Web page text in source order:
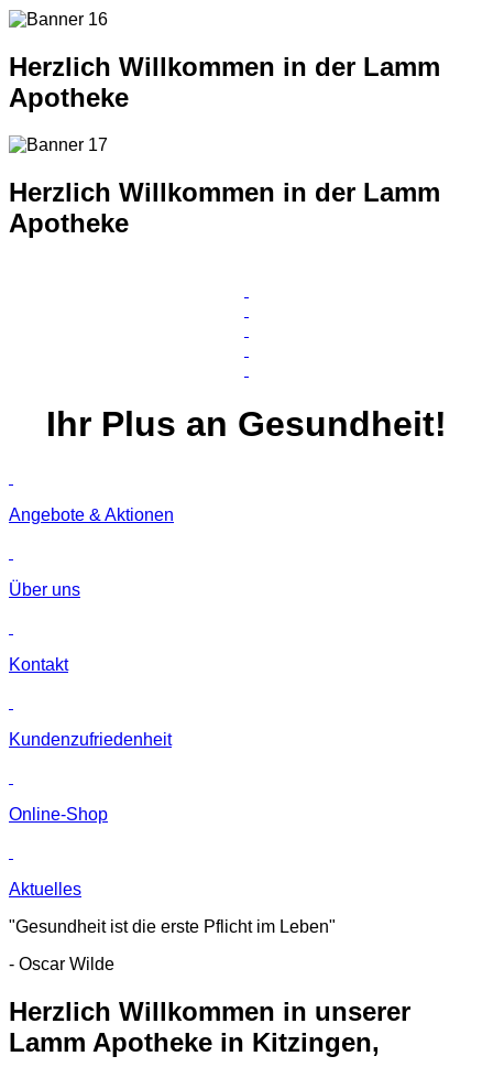
Herzlich Willkommen in der Lamm
Apotheke
Herzlich Willkommen in der Lamm
Apotheke
Ihr Plus an Gesundheit!
Angebote & Aktionen
Über uns
Kontakt
Kunden­zufriedenheit
Online-Shop
Aktuelles
"Gesundheit ist die erste Pflicht im Leben"
- Oscar Wilde
Herzlich Willkommen in unserer
Lamm Apotheke in Kitzingen,